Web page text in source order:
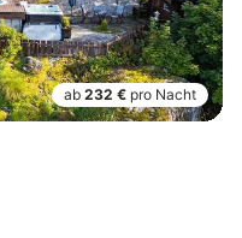
ab 232 € pro Nacht